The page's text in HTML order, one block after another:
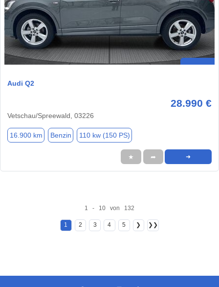
Audi Q2
28.990 €
Vetschau/Spreewald, 03226
16.900 km Benzin 110 kw (150 PS)
★ ➦ ➜
1 - 10 von 132
1 2 3 4 5 ❯ ❯❯